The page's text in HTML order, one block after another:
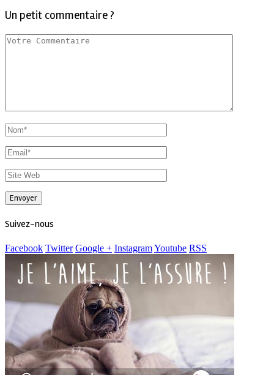
Un petit commentaire ?
Suivez-nous
Facebook Twitter Google + InstagramYoutube RSS